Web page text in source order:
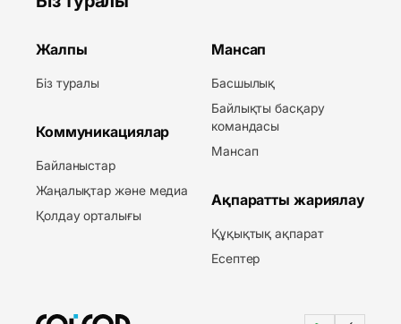
Жалпы
Біз туралы
Коммуникациялар
Байланыстар
Жаңалықтар және медиа
Қолдау орталығы
Мансап
Басшылық
Байлықты басқару
командасы
Мансап
Ақпаратты жариялау
Құқықтық ақпарат
Есептер